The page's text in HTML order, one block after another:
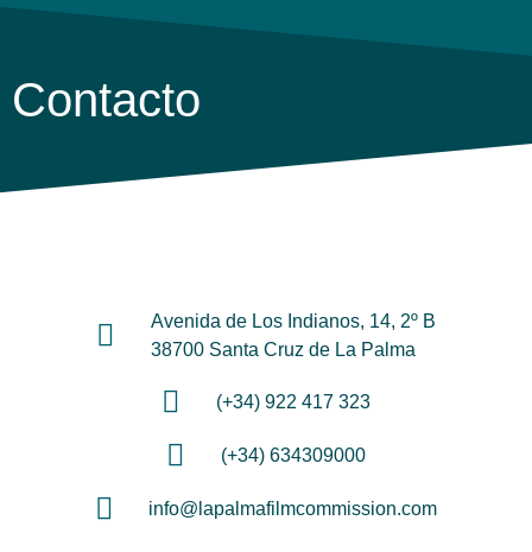
Contacto
Avenida de Los Indianos, 14, 2º B
38700 Santa Cruz de La Palma
(+34) 922 417 323
(+34) 634309000
info@lapalmafilmcommission.com